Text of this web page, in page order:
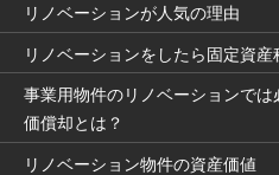
リノベーションが人気の理由
リノベーションをしたら固定資産
事業用物件のリノベーションで
価償却とは？
リノベーション物件の資産価値